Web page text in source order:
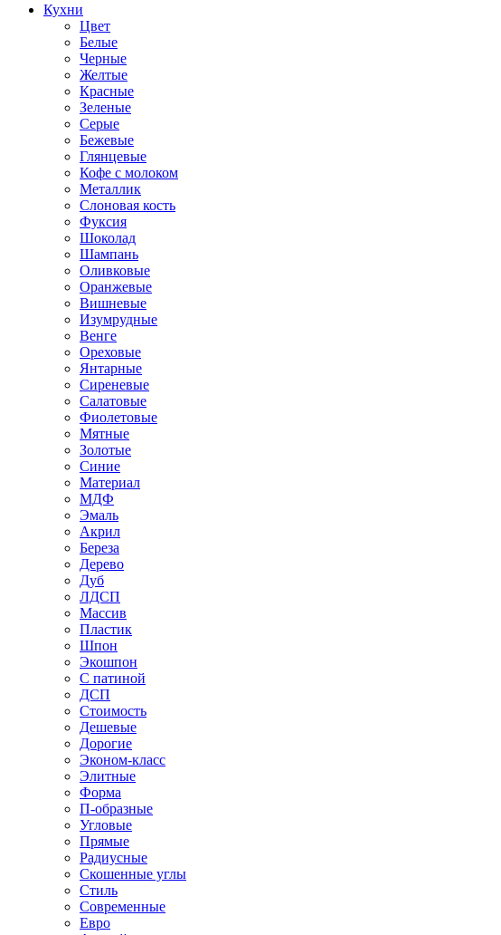
Кухни
Цвет
Белые
Черные
Желтые
Красные
Зеленые
Серые
Бежевые
Глянцевые
Кофе с молоком
Металлик
Слоновая кость
Фуксия
Шоколад
Шампань
Оливковые
Оранжевые
Вишневые
Изумрудные
Венге
Ореховые
Янтарные
Сиреневые
Салатовые
Фиолетовые
Мятные
Золотые
Синие
Материал
МДФ
Эмаль
Акрил
Береза
Дерево
Дуб
ЛДСП
Массив
Пластик
Шпон
Экошпон
С патиной
ДСП
Стоимость
Дешевые
Дорогие
Эконом-класс
Элитные
Форма
П-образные
Угловые
Прямые
Радиусные
Скошенные углы
Стиль
Современные
Евро